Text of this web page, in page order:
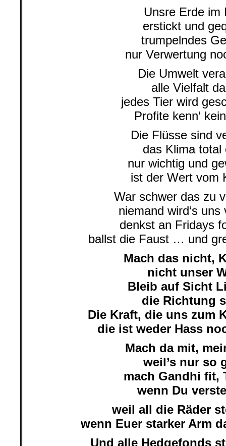
Unsre Erde im
erstickt und
trumpelndes
nur Verwertung
Die Umwelt
alle Vielfalt
jedes Tier wird
Profite kenn‘
Die Flüsse sind
das Klima total
nur wichtig und
ist der Wert vom
War schwer das zu
niemand wird‘s uns
denkst an Fridays
ballst die Faust … und
Mach das nicht,
nicht unser
Bleib auf Sicht
die Richtung
Die Kraft, die uns zum
die ist weder Hass
Mach da mit,
weil’s nur so
mach Gandhi fit,
wenn Du
weil all die Räder
wenn Euer starker Arm
Und alle Hedgefonds